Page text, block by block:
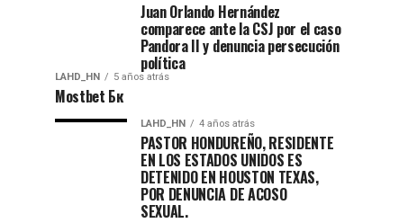
Juan Orlando Hernández
comparece ante la CSJ por el caso
Pandora II y denuncia persecución
política
LAHD_HN 5 años atrás
Mostbet Бк
LAHD_HN 4 años atrás
PASTOR HONDUREÑO, RESIDENTE
EN LOS ESTADOS UNIDOS ES
DETENIDO EN HOUSTON TEXAS,
POR DENUNCIA DE ACOSO
SEXUAL.